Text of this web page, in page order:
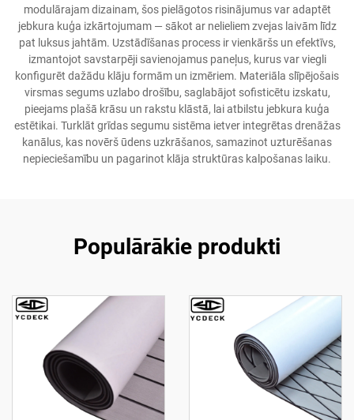
modulārajam dizainam, šos pielāgotos risinājumus var adaptēt
jebkura kuģa izkārtojumam — sākot ar nelieliem zvejas laivām līdz
pat luksus jahtām. Uzstādīšanas process ir vienkāršs un efektīvs,
izmantojot savstarpēji savienojamus paneļus, kurus var viegli
konfigurēt dažādu klāju formām un izmēriem. Materiāla slīpējošais
virsmas segums uzlabo drošību, saglabājot sofisticētu izskatu,
pieejams plašā krāsu un rakstu klāstā, lai atbilstu jebkura kuģa
estētikai. Turklāt grīdas segumu sistēma ietver integrētas drenāžas
kanālus, kas novērš ūdens uzkrāšanos, samazinot uzturēšanas
nepieciešamību un pagarinot klāja struktūras kalpošanas laiku.
Populārākie produkti